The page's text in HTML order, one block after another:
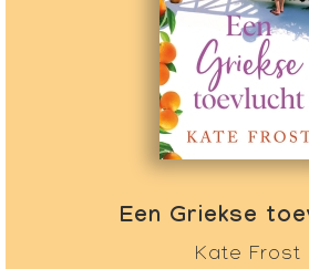
Een Griekse
Kate Frost